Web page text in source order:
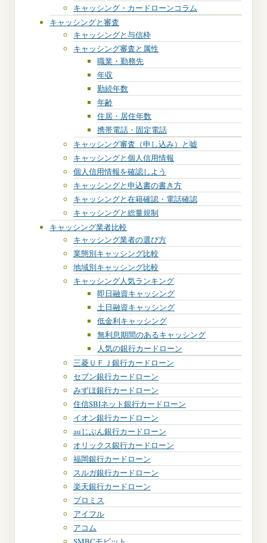
キャッシング・カードローンコラム
キャッシングと審査
キャッシングと与信枠
キャッシング審査と属性
職業・勤務先
年収
勤続年数
年齢
住居・居住年数
携帯電話・固定電話
キャッシング審査（申し込み）と嘘
キャッシングと個人信用情報
個人信用情報を確認しよう
キャッシングと申込書の書き方
キャッシングと在籍確認・電話確認
キャッシングと総量規制
キャッシング業者比較
キャッシング業者の選び方
業態別キャッシング比較
地域別キャッシング比較
キャッシング人気ランキング
即日融資キャッシング
土日融資キャッシング
低金利キャッシング
無利息期間のあるキャッシング
人気の銀行カードローン
三菱ＵＦＪ銀行カードローン
セブン銀行カードローン
みずほ銀行カードローン
住信SBIネット銀行カードローン
イオン銀行カードローン
auじぶん銀行カードローン
オリックス銀行カードローン
福岡銀行カードローン
スルガ銀行カードローン
楽天銀行カードローン
プロミス
アイフル
アコム